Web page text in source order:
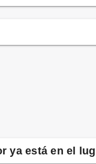
ya está en el